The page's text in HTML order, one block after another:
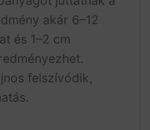
akár 6–12
és 1–2 cm
felszívódik,